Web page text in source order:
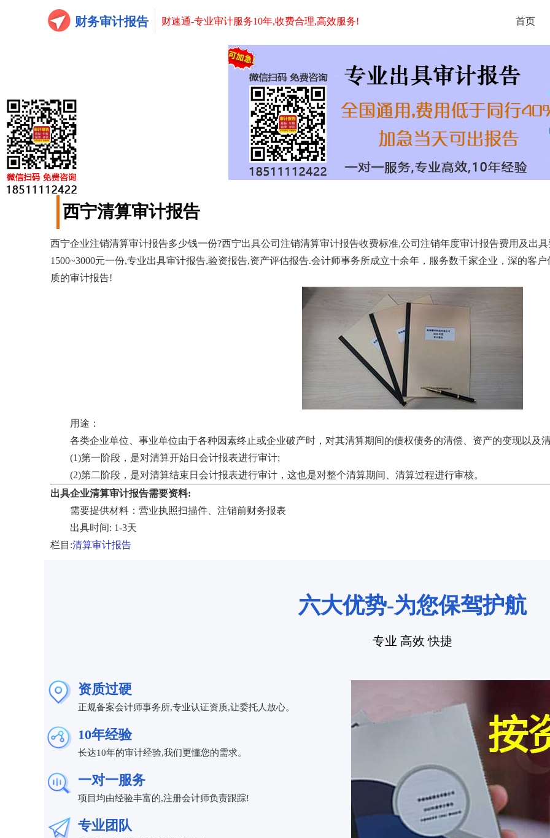
财务审计报告 财速通-专业审计服务10年,收费合理,高效服务! 首页
西宁清算审计报告
西宁企业注销清算审计报告多少钱一份?西宁出具公司注销清算审计报告收费标准,公司注销年度审计报告费用及出
1500~3000元一份,专业出具审计报告,验资报告,资产评估报告.会计师事务所成立十余年，服务数千家企业，深的客
质的审计报告!
用途：
各类企业单位、事业单位由于各种因素终止或企业破产时，对其清算期间的债权债务的清偿、资产的变现以及
(1)第一阶段，是对清算开始日会计报表进行审计;
(2)第二阶段，是对清算结束日会计报表进行审计，这也是对整个清算期间、清算过程进行审核。
出具企业清算审计报告需要资料:
需要提供材料：营业执照扫描件、注销前财务报表
出具时间: 1-3天
栏目:清算审计报告
六大优势-为您保驾护航
专业 高效 快捷
资质过硬
正规备案会计师事务所,专业认证资质,让委托人放心。
10年经验
长达10年的审计经验,我们更懂您的需求。
一对一服务
项目均由经验丰富的,注册会计师负责跟踪!
专业团队